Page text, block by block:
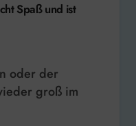
Spaß und ist
groß im